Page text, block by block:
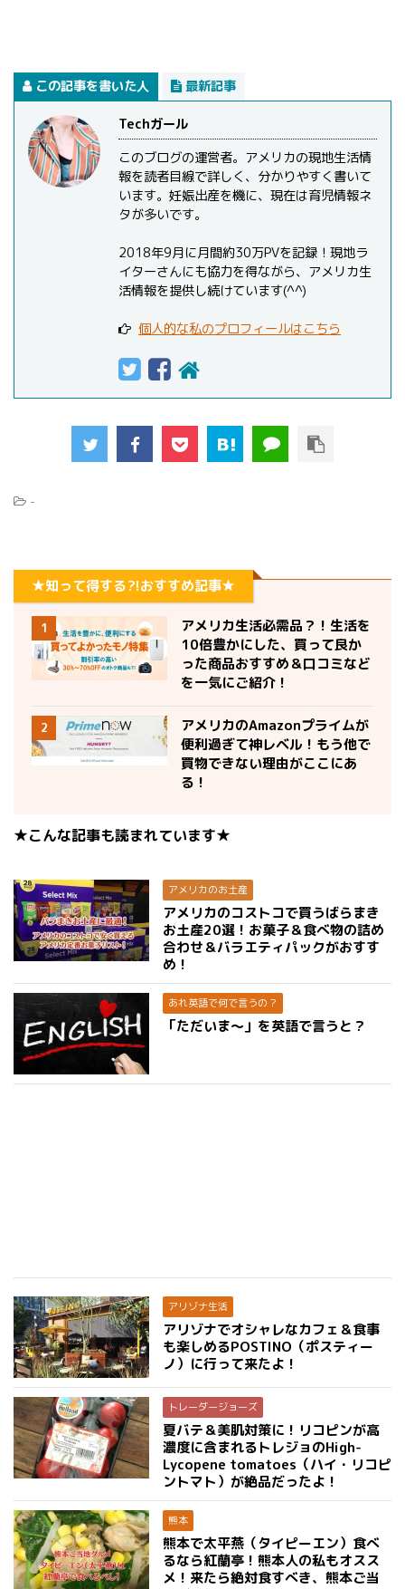
この記事を書いた人 最新記事
Techガール
このブログの運営者。アメリカの現地生活情
報を読者目線で詳しく、分かりやすく書いて
います。妊娠出産を機に、現在は育児情報ネ
タが多いです。
2018年9月に月間約30万PVを記録！現地ラ
イターさんにも協力を得ながら、アメリカ生
活情報を提供し続けています(^^)
個人的な私のプロフィールはこちら
-
★知って得する?!おすすめ記事★
1
アメリカ生活必需品？！生活を
10倍豊かにした、買って良か
った商品おすすめ＆口コミなど
を一気にご紹介！
2
アメリカのAmazonプライムが
便利過ぎて神レベル！もう他で
買物できない理由がここにあ
る！
★こんな記事も読まれています★
アメリカのお土産
アメリカのコストコで買うばらまき
お土産20選！お菓子＆食べ物の詰め
合わせ＆バラエティパックがおすす
め！
あれ英語で何で言うの？
「ただいま〜」を英語で言うと？
アリゾナ生活
アリゾナでオシャレなカフェ＆食事
も楽しめるPOSTINO（ポスティー
ノ）に行って来たよ！
トレーダージョーズ
夏バテ＆美肌対策に！リコピンが高
濃度に含まれるトレジョのHigh-
Lycopene tomatoes（ハイ・リコピ
ントマト）が絶品だったよ！
熊本
熊本で太平燕（タイピーエン）食べ
るなら紅蘭亭！熊本人の私もオスス
メ！来たら絶対食すべき、熊本ご当